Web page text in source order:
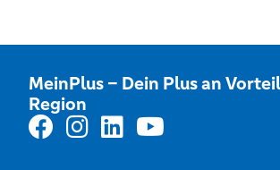
MeinPlus – Dein Plus an
Region